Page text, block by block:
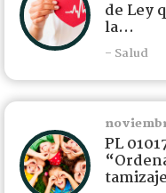
de Ley
la...
- Salud
PL